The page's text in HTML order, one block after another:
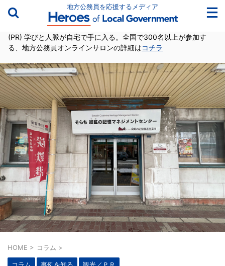
地方公務員を応援するメディア
(PR) 学びと人脈が自宅で手に入る。全国で300名以上が参加す
る、地方公務員オンラインサロンの詳細はコチラ
HOME > コラム >